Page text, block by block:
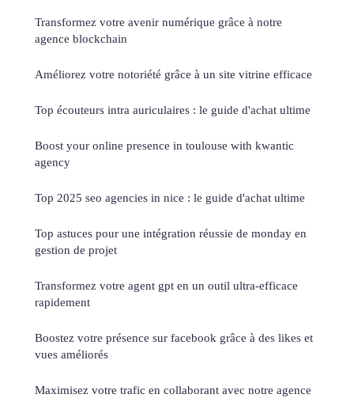
Transformez votre avenir numérique grâce à notre
agence blockchain
Améliorez votre notoriété grâce à un site vitrine efficace
Top écouteurs intra auriculaires : le guide d'achat ultime
Boost your online presence in toulouse with kwantic
agency
Top 2025 seo agencies in nice : le guide d'achat ultime
Top astuces pour une intégration réussie de monday en
gestion de projet
Transformez votre agent gpt en un outil ultra-efficace
rapidement
Boostez votre présence sur facebook grâce à des likes et
vues améliorés
Maximisez votre trafic en collaborant avec notre agence